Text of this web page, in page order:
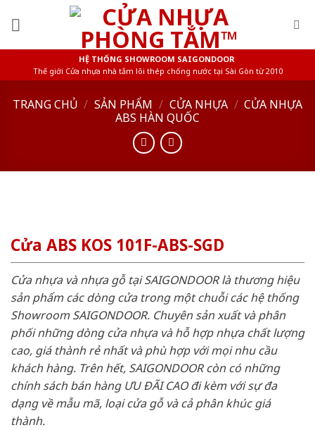
HỆ THỐNG SHOWROOM SAIGONDOOR
Thế giới Cửa nhựa nhà tắm lõi thép chống nước tại Sài Gòn từ 2010
TRANG CHỦ / SẢN PHẨM / CỬA NHỰA / CỬA NHỰA
ABS HÀN QUỐC
Cửa ABS KOS 101F-ABS-SGD
Cửa nhựa và nhựa gỗ tại SAIGONDOOR là thương hiệu
sản phẩm các dòng cửa trong một chuỗi các hệ thống
Showroom SAIGONDOOR. Chuyên sản xuất và phân
phối những dòng cửa nhựa và hỗ hợp nhựa chất lượng
cao, giá thành rẻ nhất và phù hợp với mọi nhu cầu
khách hàng. Trên hết, SAIGONDOOR còn có những
chính sách bán hàng ƯU ĐÃI CAO đi kèm với sự đa
dạng về mẫu mã, loại cửa gỗ và cả phân khúc giá
thành.